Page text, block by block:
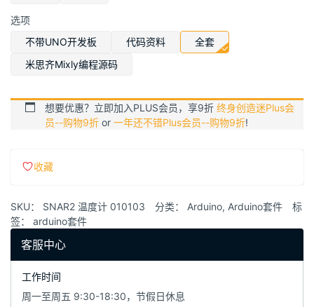
至
¥89.00
选项
不带UNO开发板
代码资料
全套
米思齐Mixly编程源码
想要优惠？立即加入PLUS会员，享9折 终身创造迷Plus会
员--购物9折 or 一年还不错Plus会员--购物9折!
收藏
SKU： SNAR2 温度计 010103 分类： Arduino, Arduino套件
标
签： arduino套件
客服中心
工作时间
周一至周五 9:30-18:30，节假日休息